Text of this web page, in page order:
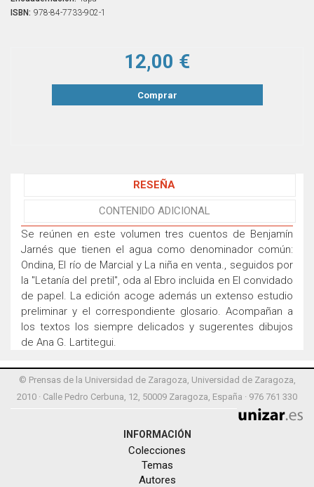
ISBN: 978-84-7733-902-1
12,00 €
Comprar
RESEÑA
CONTENIDO ADICIONAL
Se reúnen en este volumen tres cuentos de Benjamín
Jarnés que tienen el agua como denominador común:
Ondina, El río de Marcial y La niña en venta., seguidos por
la "Letanía del pretil", oda al Ebro incluida en El convidado
de papel. La edición acoge además un extenso estudio
preliminar y el correspondiente glosario. Acompañan a
los textos los siempre delicados y sugerentes dibujos
de Ana G. Lartitegui.
© Prensas de la Universidad de Zaragoza, Universidad de Zaragoza,
2010 · Calle Pedro Cerbuna, 12, 50009 Zaragoza, España · 976 761 330
INFORMACIÓN
Colecciones
Temas
Autores